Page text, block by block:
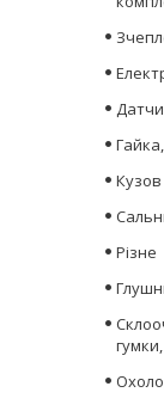
Кузов
Різне